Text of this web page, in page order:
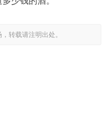
转载请注明出处。